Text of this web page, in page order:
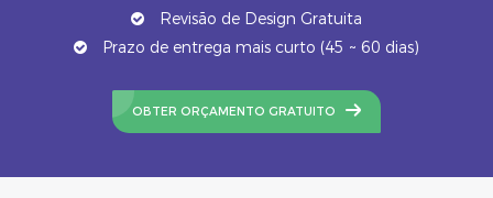
Revisão de Design Gratuita
Prazo de entrega mais curto (45 ~ 60 dias)
OBTER ORÇAMENTO GRATUITO